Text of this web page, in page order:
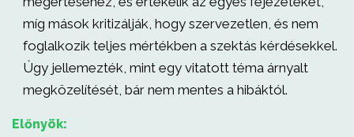
míg mások kritizálják, hogy szervezetlen, és nem
foglalkozik teljes mértékben a szektás kérdésekkel.
Úgy jellemezték, mint egy vitatott téma árnyalt
megközelítését, bár nem mentes a hibáktól.
Előnyök: